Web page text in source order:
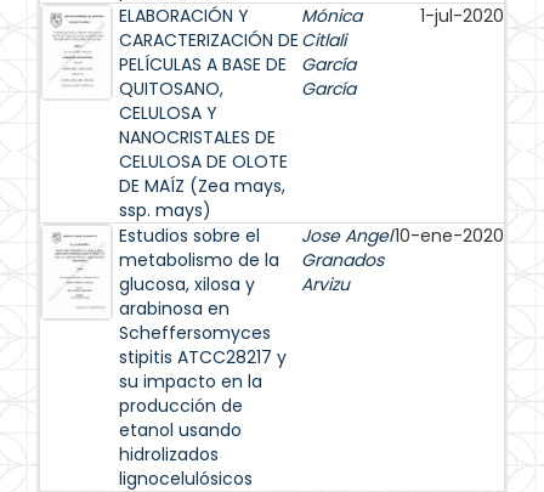
ELABORACIÓN Y
CARACTERIZACIÓN DE
PELÍCULAS A BASE DE
QUITOSANO,
CELULOSA Y
NANOCRISTALES DE
CELULOSA DE OLOTE
DE MAÍZ (Zea mays,
ssp. mays)
Mónica
Citlali
García
García
1-jul-2020
Estudios sobre el
metabolismo de la
glucosa, xilosa y
arabinosa en
Scheffersomyces
stipitis ATCC28217 y
su impacto en la
producción de
etanol usando
hidrolizados
lignocelulósicos
Jose Angel
Granados
Arvizu
10-ene-2020